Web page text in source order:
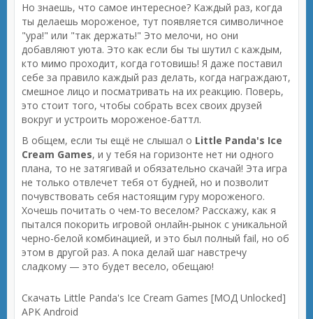
Но знаешь, что самое интересное? Каждый раз, когда
ты делаешь мороженое, тут появляется символичное
"ура!" или "так держать!" Это мелочи, но они
добавляют уюта. Это как если бы ты шутил с каждым,
кто мимо проходит, когда готовишь! Я даже поставил
себе за правило каждый раз делать, когда награждают,
смешное лицо и посматривать на их реакцию. Поверь,
это стоит того, чтобы собрать всех своих друзей
вокруг и устроить мороженое-баттл.
В общем, если ты ещё не слышал о Little Panda's Ice
Cream Games, и у тебя на горизонте нет ни одного
плана, то не затягивай и обязательно скачай! Эта игра
не только отвлечет тебя от будней, но и позволит
почувствовать себя настоящим гуру мороженого.
Хочешь почитать о чем-то веселом? Расскажу, как я
пытался покорить игровой онлайн-рынок с уникальной
черно-белой комбинацией, и это был полный fail, но об
этом в другой раз. А пока делай шаг навстречу
сладкому — это будет весело, обещаю!
Скачать Little Panda's Ice Cream Games [МОД Unlocked]
APK Android